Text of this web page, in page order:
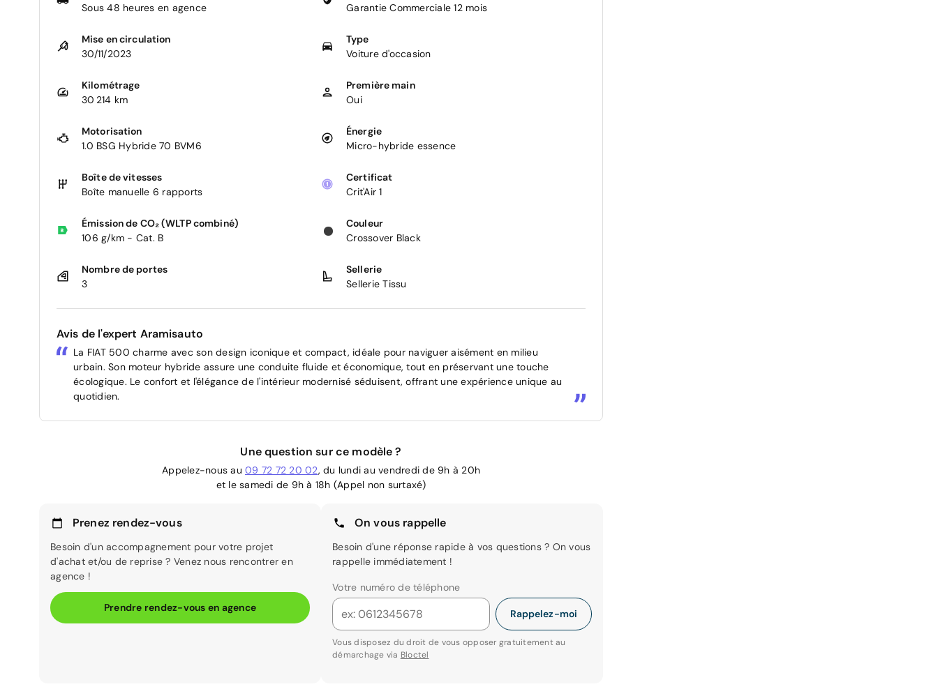
Sous 48 heures en agence
Garantie Commerciale 12 mois
Mise en circulation
30/11/2023
Type
Voiture d'occasion
Kilométrage
30 214 km
Première main
Oui
Motorisation
1.0 BSG Hybride 70 BVM6
Énergie
Micro-hybride essence
Boîte de vitesses
Boîte manuelle 6 rapports
Certificat
Crit'Air 1
Émission de CO₂ (WLTP combiné)
106 g/km - Cat. B
Couleur
Crossover Black
Nombre de portes
3
Sellerie
Sellerie Tissu
Avis de l'expert Aramisauto
La FIAT 500 charme avec son design iconique et compact, idéale pour naviguer aisément en milieu
urbain. Son moteur hybride assure une conduite fluide et économique, tout en préservant une touche
écologique. Le confort et l'élégance de l'intérieur modernisé séduisent, offrant une expérience unique au
quotidien.
Une question sur ce modèle ?
Appelez-nous au 09 72 72 20 02, du lundi au vendredi de 9h à 20h
et le samedi de 9h à 18h (Appel non surtaxé)
Prenez rendez-vous
Besoin d'un accompagnement pour votre projet
d'achat et/ou de reprise ? Venez nous rencontrer en
agence !
Prendre rendez-vous en agence
On vous rappelle
Besoin d'une réponse rapide à vos questions ? On vous
rappelle immédiatement !
Votre numéro de téléphone
Rappelez-moi
Vous disposez du droit de vous opposer gratuitement au
démarchage via Bloctel